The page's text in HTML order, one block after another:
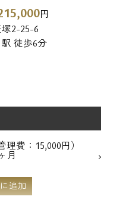
円
2-25-6
徒歩6分
理費：15,000円）
月
追加